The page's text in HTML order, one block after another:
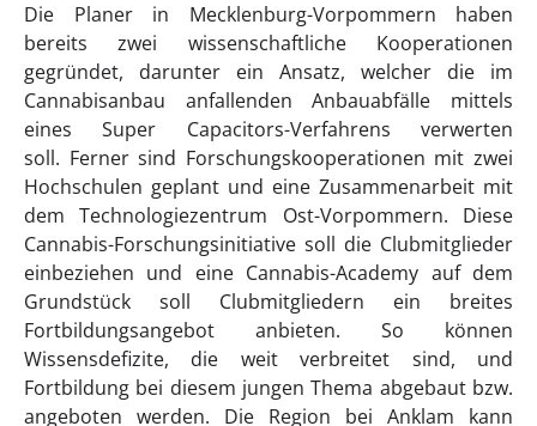
Die Planer in Mecklenburg-Vorpommern haben
bereits zwei wissenschaftliche Kooperationen
gegründet, darunter ein Ansatz, welcher die im
Cannabisanbau anfallenden Anbauabfälle mittels
eines Super Capacitors-Verfahrens verwerten
soll. Ferner sind Forschungskooperationen mit zwei
Hochschulen geplant und eine Zusammenarbeit mit
dem Technologiezentrum Ost-Vorpommern. Diese
Cannabis-Forschungsinitiative soll die Clubmitglieder
einbeziehen und eine Cannabis-Academy auf dem
Grundstück soll Clubmitgliedern ein breites
Fortbildungsangebot anbieten. So können
Wissensdefizite, die weit verbreitet sind, und
Fortbildung bei diesem jungen Thema abgebaut bzw.
angeboten werden. Die Region bei Anklam kann